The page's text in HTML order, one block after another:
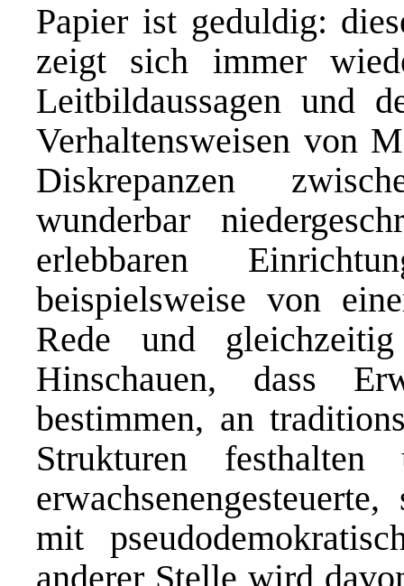
Papier ist geduldig:
zeigt sich immer
Leitbildaussagen und
Verhaltensweisen von
Diskrepanzen
wunderbar
erlebbaren
beispielsweise von
Rede und
Hinschauen, dass
bestimmen, an
Strukturen
mit
anderer Stelle wird